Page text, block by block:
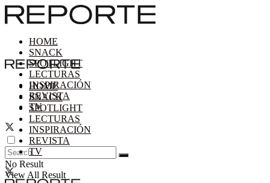
HOME
SNACK
SPOTLIGHT
LECTURAS
INSPIRACIÓN
REVISTA
TV
No Result
View All Result
HOME
SNACK
SPOTLIGHT
LECTURAS
INSPIRACIÓN
REVISTA
TV